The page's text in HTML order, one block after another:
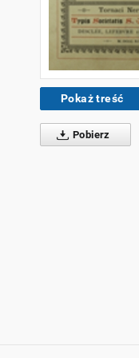
Pokaż treść
Pobierz